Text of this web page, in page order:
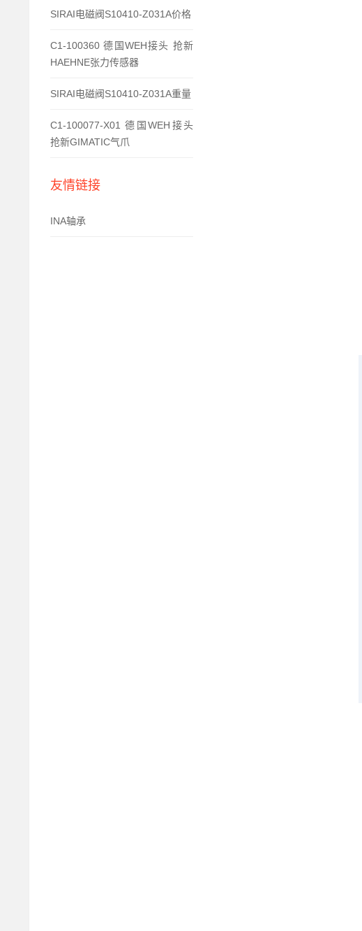
SIRAI电磁阀S10410-Z031A价格
C1-100360 德国WEH接头 抢新
HAEHNE张力传感器
SIRAI电磁阀S10410-Z031A重量
C1-100077-X01 德国WEH接头
抢新GIMATIC气爪
友情链接
INA轴承